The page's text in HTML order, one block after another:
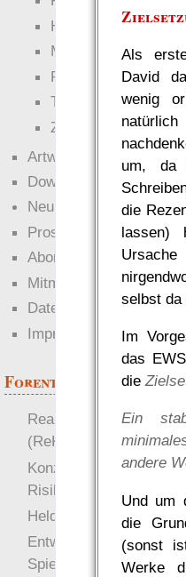
Als
David
wenig
um, da
die
lassen)
selbst da
Im
das
die
Ein
andere
Und um
die
(sonst
Werke
Hinter der Welt
Magie
RaumZeit
Technophob
Zettel-RPG
Artwork
Downloads
Neuigkeiten
Prosa
Abonnieren
Mitmachen
Datenschutz
Impressum
Forenthemen
Realistische Kämpfe
(ReKa)
Konzept für
Risiko
Heldendokument
Entwicklung von
Spielwelten